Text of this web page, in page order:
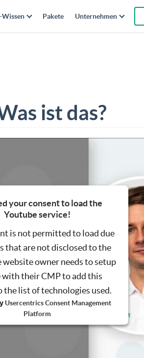
Wissen Pakete Unternehmen
ist das?
your consent to load the
Youtube service!
is not permitted to load due
that are not disclosed to the
website owner needs to setup
with their CMP to add this
the list of technologies used.
Usercentrics Consent Management
Platform